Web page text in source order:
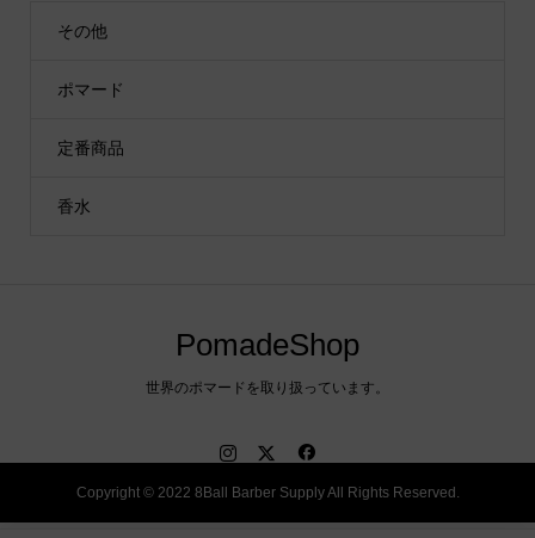
その他
ポマード
定番商品
香水
PomadeShop
世界のポマードを取り扱っています。
Copyright © 2022 8Ball Barber Supply All Rights Reserved.